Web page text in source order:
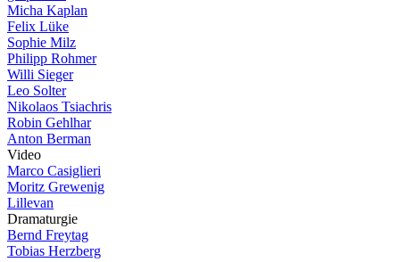
Micha Kaplan
Felix Lüke
Sophie Milz
Philipp Rohmer
Willi Sieger
Leo Solter
Nikolaos Tsiachris
Robin Gehlhar
Anton Berman
Video
Marco Casiglieri
Moritz Grewenig
Lillevan
Dramaturgie
Bernd Freytag
Tobias Herzberg